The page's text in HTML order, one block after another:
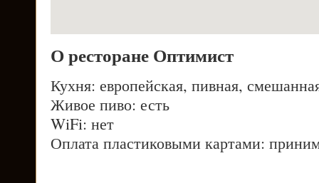
О ресторане Оптимист
Кухня: европейская, пивная,
Живое пиво: есть
WiFi: нет
Оплата пластиковыми картами: